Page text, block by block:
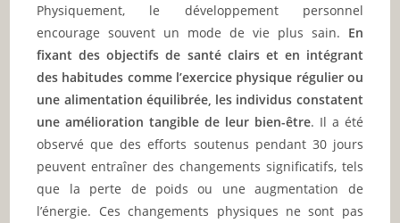
Physiquement, le développement personnel
encourage souvent un mode de vie plus sain. En
fixant des objectifs de santé clairs et en intégrant
des habitudes comme l’exercice physique régulier ou
une alimentation équilibrée, les individus constatent
une amélioration tangible de leur bien-être. Il a été
observé que des efforts soutenus pendant 30 jours
peuvent entraîner des changements significatifs, tels
que la perte de poids ou une augmentation de
l’énergie. Ces changements physiques ne sont pas